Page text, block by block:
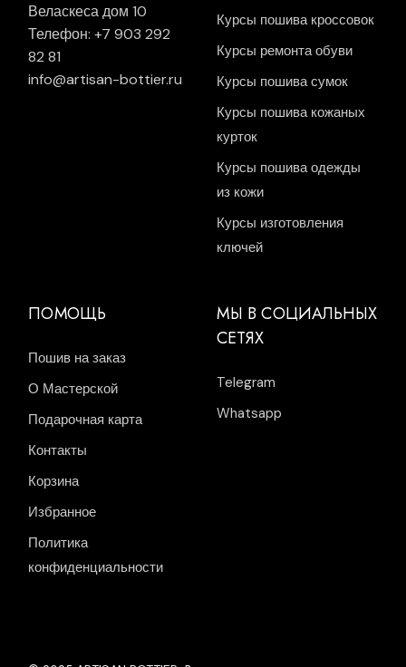
Веласкеса дом 10
Телефон: +7 903 292
82 81
info@artisan-bottier.ru
Курсы пошива кроссовок
Курсы ремонта обуви
Курсы пошива сумок
Курсы пошива кожаных
курток
Курсы пошива одежды
из кожи
Курсы изготовления
ключей
ПОМОЩЬ
Пошив на заказ
О Мастерской
Подарочная карта
Контакты
Корзина
Избранное
Политика
конфиденциальности
МЫ В СОЦИАЛЬНЫХ
СЕТЯХ
Telegram
Whatsapp